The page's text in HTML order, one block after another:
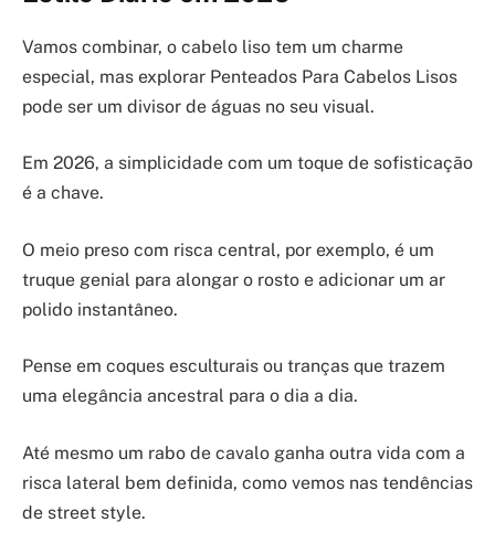
Vamos combinar, o cabelo liso tem um charme
especial, mas explorar Penteados Para Cabelos Lisos
pode ser um divisor de águas no seu visual.
Em 2026, a simplicidade com um toque de sofisticação
é a chave.
O meio preso com risca central, por exemplo, é um
truque genial para alongar o rosto e adicionar um ar
polido instantâneo.
Pense em coques esculturais ou tranças que trazem
uma elegância ancestral para o dia a dia.
Até mesmo um rabo de cavalo ganha outra vida com a
risca lateral bem definida, como vemos nas tendências
de street style.